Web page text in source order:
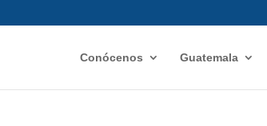
Conócenos Guatemala